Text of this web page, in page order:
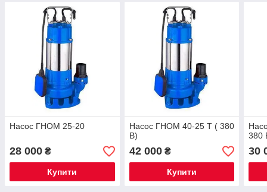
Насос ГНОМ 25-20
28 000 ₴
Купити
Насос ГНОМ 40-25 Т ( 380
В)
42 000₴
Купити
380
30